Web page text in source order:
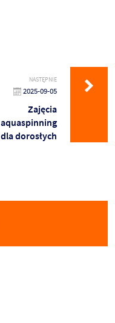
NASTĘPNIE
2025-09-05
Zajęcia
aquaspinning
dla dorosłych